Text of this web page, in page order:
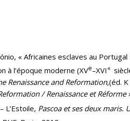
« Africaines esclaves au Portugal
à l’époque moderne (XVe–XVI«
Renaissance and Reformation,(éd. K
/ Renaissance et Réforme
L’Estoile, Pascoa et ses deux maris.